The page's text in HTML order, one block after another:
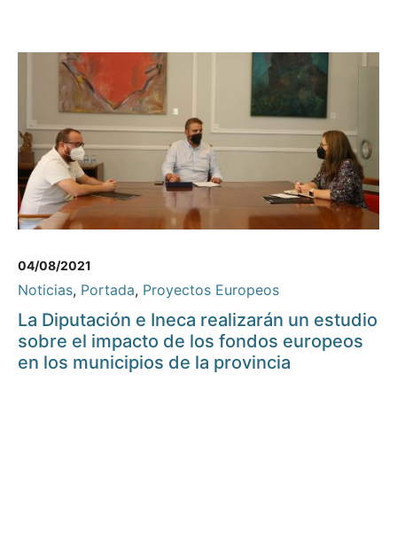
04/08/2021
Noticias, Portada, Proyectos Europeos
La Diputación e Ineca realizarán un estudio
sobre el impacto de los fondos europeos
en los municipios de la provincia